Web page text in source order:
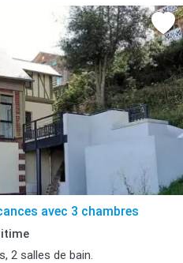
avec 3 chambres
2 salles de bain.